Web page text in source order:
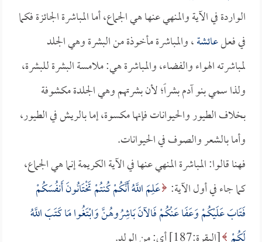
الواردة في الآية والمنهي عنها هي الجماع، أما المباشرة الجائزة فكما
في فعلعائشة، والمباشرة مأخوذة من البشرة وهي الجلد
لمباشرته الهواء والفضاء، والمباشرة هي: ملامسة البشرة للبشرة،
ولذا سمي بنو آدم بشراً؛ لأن بشرتهم وهي الجلدة مكشوفة
بخلاف الطيور والحيوانات فإنها مكسوة، إما بالريش في الطيور،
وأما بالشعر والصوف في الحيوانات.
فهنا قالوا: المباشرة المنهي عنها في الآية الكريمة إنما هي الجماع،
كما جاء في أول الآية: عَلِمَ اللَّهُ أَنَّكُمْ كُنتُمْ تَخْتَانُونَ أَنفُسَكُمْ
فَتَابَ عَلَيْكُمْ وَعَفَا عَنْكُمْ فَالآنَ بَاشِرُوهُنَّ وَابْتَغُوا مَا كَتَبَ اللَّهُ